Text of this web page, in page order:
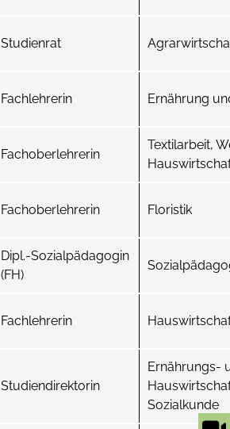
Studienrat
Fachlehrerin Ernährung
Fachoberlehrerin
Textilarbeit,
Fachoberlehrerin Floristik
Dipl.-Sozialpädagogin
(FH)
Fachlehrerin
Studiendirektorin
Ernährungs-
Sozialkunde